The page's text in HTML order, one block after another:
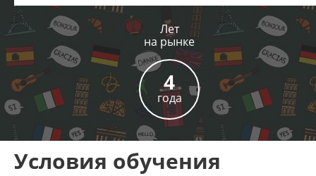
Лет
на рынке
4
года
Условия обучения